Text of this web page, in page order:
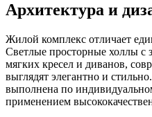
Архитектура и
Жилой комплекс отличает
Светлые просторные холлы с
мягких кресел и диванов,
выглядят элегантно и
выполнена по
применением